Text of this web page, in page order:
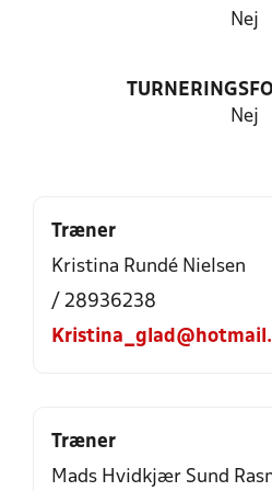
Nej
Nej
Træner
Kristina Rundé Nielsen
/ 28936238
Træner
Mads Hvidkjær Sund